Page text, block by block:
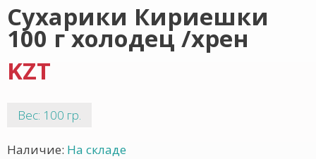
Сухарики Кириешки
100 г холодец /хрен
KZT
Вес: 100 гр.
Наличие: На складе